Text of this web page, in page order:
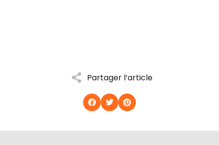
Partager l’article